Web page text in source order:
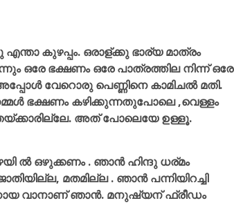
കുഴപ്പം. ഒരാള്ക്കു ഭാര്യ മാത്രം
ഒരേ ഭക്ഷണം ഒരേ പാത്രത്തില നിന്ന് ഒരേ
വേറൊരു പെണ്ണിനെ കാമിചൽ മതി.
ഭക്ഷണം കഴിക്കുന്നതുപോലെ ,വെള്ളം
അത് പോലെയേ ഉള്ളൂ.
ൽ ഒഴുക്കണം . ഞാൻ ഹിന്ദു ധര്മം
മതമില്ല . ഞാൻ പന്നിയിറച്ചി
വാനാണ് ഞാൻ. മനുഷ്യന് ഫ്രീഡം